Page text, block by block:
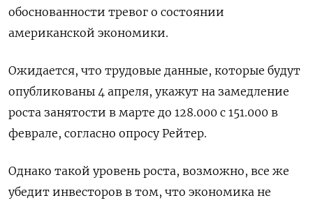
обоснованности тревог о состоянии
американской экономики.
Ожидается, что трудовые данные, которые будут
опубликованы 4 апреля, укажут на замедление
роста занятости в марте до 128.000 с 151.000 в
феврале, согласно опросу Рейтер.
Однако такой уровень роста, возможно, все же
убедит инвесторов в том, что экономика не